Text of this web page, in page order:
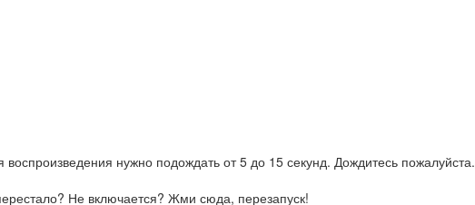
воспроизведения нужно подождать от 5 до 15 секунд. Дождитесь пожалуйста.
Не включается? Жми сюда, перезапуск!